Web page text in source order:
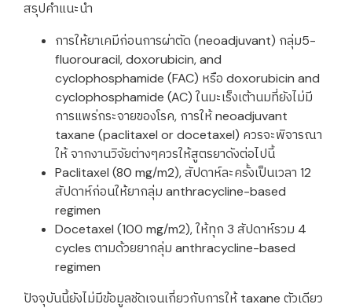
สรุปคำแนะนำ
การให้ยาเคมีก่อนการผ่าตัด (neoadjuvant) กลุ่ม5-
fluorouracil, doxorubicin, and
cyclophosphamide (FAC) หรือ doxorubicin and
cyclophosphamide (AC) ในมะเร็งเต้านมที่ยังไม่มี
การแพร่กระจายของโรค, การให้ neoadjuvant
taxane (paclitaxel or docetaxel) ควรจะพิจารณา
ให้ จากงานวิจัยต่างๆควรให้สูตรยาดังต่อไปนี้
Paclitaxel (80 mg/m2), สัปดาห์ละครั้งเป็นเวลา 12
สัปดาห์ก่อนให้ยากลุ่ม anthracycline-based
regimen
Docetaxel (100 mg/m2), ให้ทุก 3 สัปดาห์รวม 4
cycles ตามด้วยยากลุ่ม anthracycline-based
regimen
ปัจจุบันนี้ยังไม่มีข้อมูลชัดเจนเกี่ยวกับการให้ taxane ตัวเดียว